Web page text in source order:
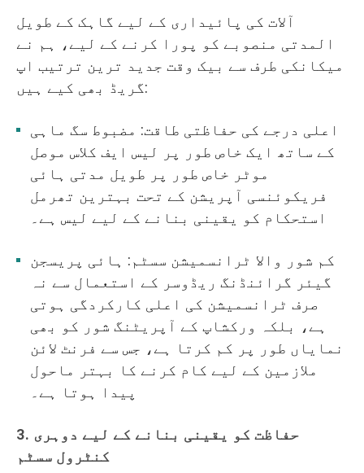
آلات کی پائیداری کے لیے گاہک کے طویل
المدتی منصوبے کو پورا کرنے کے لیے، ہم نے
میکانکی طرف سے بیک وقت جدید ترین ترتیب اپ
گریڈ بھی کیے ہیں:
اعلی درجے کی حفاظتی طاقت: مضبوط سگ ماہی
کے ساتھ ایک خاص طور پر لیس ایف کلاس موصل
موٹر خاص طور پر طویل مدتی ہائی
فریکوئنسی آپریشن کے تحت بہترین تھرمل
استحکام کو یقینی بنانے کے لیے لیس ہے۔
کم شور والا ٹرانسمیشن سسٹم: ہائی پریسجن
گیئر گرائنڈنگ ریڈوسر کے استعمال سے نہ
صرف ٹرانسمیشن کی اعلی کارکردگی ہوتی
ہے، بلکہ ورکشاپ کے آپریٹنگ شور کو بھی
نمایاں طور پر کم کرتا ہے، جس سے فرنٹ لائن
ملازمین کے لیے کام کرنے کا بہتر ماحول
پیدا ہوتا ہے۔
3. حفاظت کو یقینی بنانے کے لیے دوہری
کنٹرول سسٹم